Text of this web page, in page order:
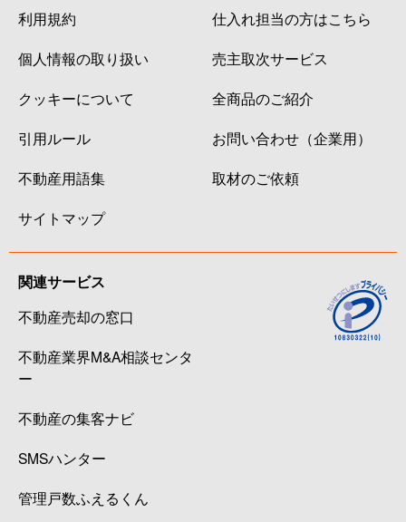
利用規約
個人情報の取り扱い
クッキーについて
引用ルール
不動産用語集
サイトマップ
仕入れ担当の方はこちら
売主取次サービス
全商品のご紹介
お問い合わせ（企業用）
取材のご依頼
関連サービス
不動産売却の窓口
不動産業界M&A相談センタ
ー
不動産の集客ナビ
SMSハンター
管理戸数ふえるくん